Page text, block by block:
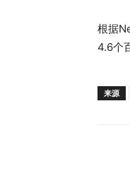
根据
4.6个
来源